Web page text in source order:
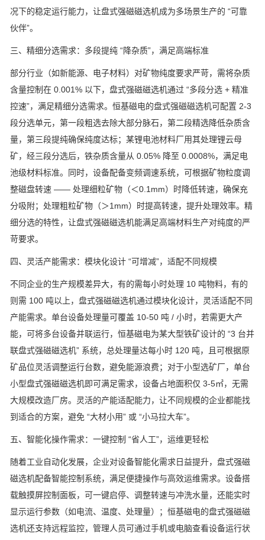
况下的稳定运行能力，让盘式强磁磁选机成为多场景生产的 “可靠
伙伴”。
三、精细分选需求：多段提纯 “降杂质”，满足高端标准
部分行业（如新能源、电子材料）对矿物纯度要求严苛，需将杂质
含量控制在 0.001% 以下，盘式强磁磁选机通过 “多段分选 + 精准
控速”，满足精细分选需求。恒基磁电的盘式强磁磁选机可配置 2-3
段分选单元，第一段粗选去除大部分脉石，第二段精选降低杂质含
量，第三段提纯确保纯度达标；某锂电池材料厂用其处理锂云母
矿，经三段分选后，铁杂质含量从 0.05% 降至 0.0008%，满足电
池级材料标准。同时，设备配备变频调速系统，可根据矿物粒度调
整磁盘转速 —— 处理细粒矿物（＜0.1mm）时降低转速，确保充
分吸附；处理粗粒矿物（＞1mm）时提高转速，提升处理效率。精
细分选的特性，让盘式强磁磁选机能满足高端材料生产对纯度的严
苛要求。
四、灵活产能需求：模块化设计 “可增减”，适配不同规模
不同企业的生产规模差异大，有的需每小时处理 10 吨物料，有的
则需 100 吨以上，盘式强磁磁选机通过模块化设计，灵活适配不同
产能需求。单台设备处理量可覆盖 10-50 吨 / 小时，若需更大产
能，可将多台设备并联运行，恒基磁电为某大型铁矿设计的 “3 台并
联盘式强磁磁选机” 系统，总处理量达每小时 120 吨，且可根据原
矿品位灵活调整运行台数，避免能源浪费；对于小型选矿厂，单台
小型盘式强磁磁选机即可满足需求，设备占地面积仅 3-5㎡，无需
大规模改造厂房。灵活的产能适配能力，让不同规模的企业都能找
到适合的方案，避免 “大材小用” 或 “小马拉大车”。
五、智能化操作需求：一键控制 “省人工”，运维更轻松
随着工业自动化发展，企业对设备智能化需求日益提升，盘式强磁
磁选机配备智能控制系统，满足便捷操作与高效运维需求。设备搭
载触摸屏控制面板，可一键启停、调整转速与冲洗水量，还能实时
显示运行参数（如电流、温度、处理量）；恒基磁电的盘式强磁磁
选机还支持远程监控，管理人员可通过手机或电脑查看设备运行状